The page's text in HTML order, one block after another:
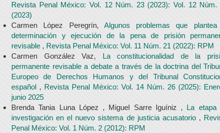
Revista Penal México: Vol. 12 Núm. 23 (2023): Vol. 12 Núm.
(2023)
Carmen López Peregrín, Algunos problemas que
determinación y ejecución de la pena de prisión
revisable , Revista Penal México: Vol. 11 Núm. 21 (2022): RPM
Carmen González Vaz, La constitucionalidad de la
permanente revisable a debate a través de la doctrina del
Europeo de Derechos Humanos y del Tribunal
español , Revista Penal México: Vol. 14 Núm. 26 (2025):
junio 2025
Brenda Tania Luna López , Miguel Sarre Iguíniz , La etapa
investigación en el nuevo sistema de justicia acusatorio ,
Penal México: Vol. 1 Núm. 2 (2012): RPM